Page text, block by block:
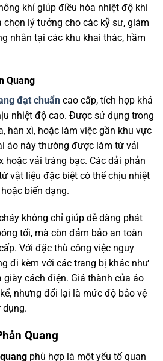
khí giúp điều hòa nhiệt độ khi
lý tưởng cho các kỹ sư, giám
nhân tại các khu khai thác, hầm
Quang
đạt chuẩn cao cấp, tích hợp khả
nhiệt độ cao. Được sử dụng trong
hàn xì, hoặc làm việc gần khu vực
áo này thường được làm từ vải
hoặc vải tráng bạc. Các dải phản
vật liệu đặc biệt có thể chịu nhiệt
biến dạng.
không chỉ giúp dễ dàng phát
tối, mà còn đảm bảo an toàn
Với đặc thù công việc nguy
đi kèm với các trang bị khác như
giày cách điện. Giá thành của áo
nhưng đổi lại là mức độ bảo vệ
dụng.
Quang
phù hợp là một yếu tố quan